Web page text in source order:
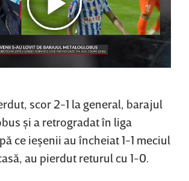
scor 2-1 la general, barajul
şi a retrogradat în liga
ce ieşenii au încheiat 1-1 meciul
au pierdut returul cu 1-0.